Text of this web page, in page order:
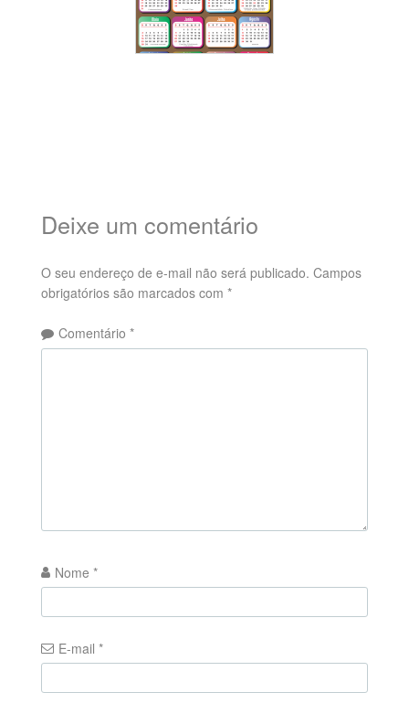
Deixe um comentário
O seu endereço de e-mail não será publicado. Campos
obrigatórios são marcados com *
Comentário *
Nome *
E-mail *